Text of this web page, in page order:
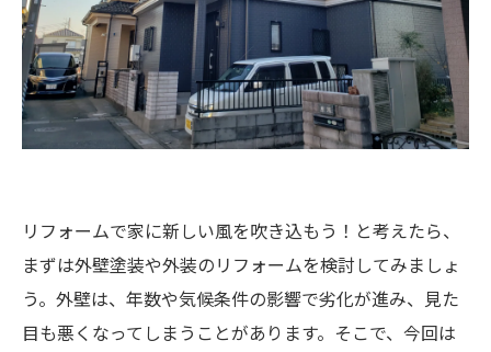
リフォームで家に新しい風を吹き込もう！と考えたら、
まずは外壁塗装や外装のリフォームを検討してみましょ
う。外壁は、年数や気候条件の影響で劣化が進み、見た
目も悪くなってしまうことがあります。そこで、今回は